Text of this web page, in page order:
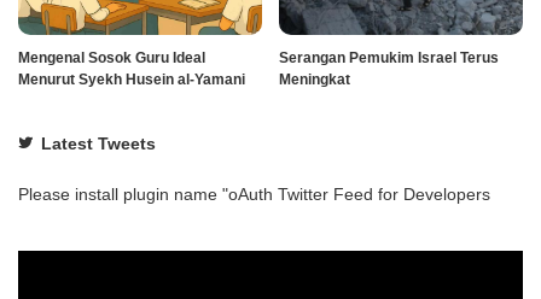
Mengenal Sosok Guru Ideal
Menurut Syekh Husein al-Yamani
Serangan Pemukim Israel Terus
Meningkat
Latest Tweets
Please install plugin name "oAuth Twitter Feed for Developers